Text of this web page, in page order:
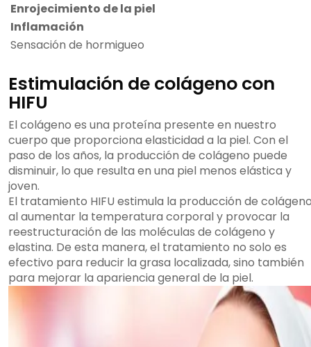
Enrojecimiento de la piel
Inflamación
Sensación de hormigueo
Estimulación de colágeno con
HIFU
El colágeno es una proteína presente en nuestro
cuerpo que proporciona elasticidad a la piel. Con el
paso de los años, la producción de colágeno puede
disminuir, lo que resulta en una piel menos elástica y
joven.
El tratamiento HIFU estimula la producción de
al aumentar la temperatura corporal y provocar la
reestructuración de las moléculas de colágeno y
elastina. De esta manera, el tratamiento no solo es
efectivo para reducir la grasa localizada, sino también
para mejorar la apariencia general de la piel.